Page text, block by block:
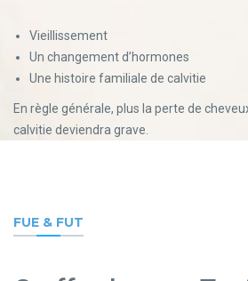
Vieillissement
Un changement d’hormones
Une histoire familiale de calvitie
En règle générale, plus la perte de
calvitie deviendra grave.
FUE & FUT